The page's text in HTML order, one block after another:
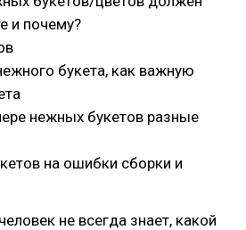
и почему?
букета, как важную
нежных букетов разные
на ошибки сборки и
не всегда знает, какой